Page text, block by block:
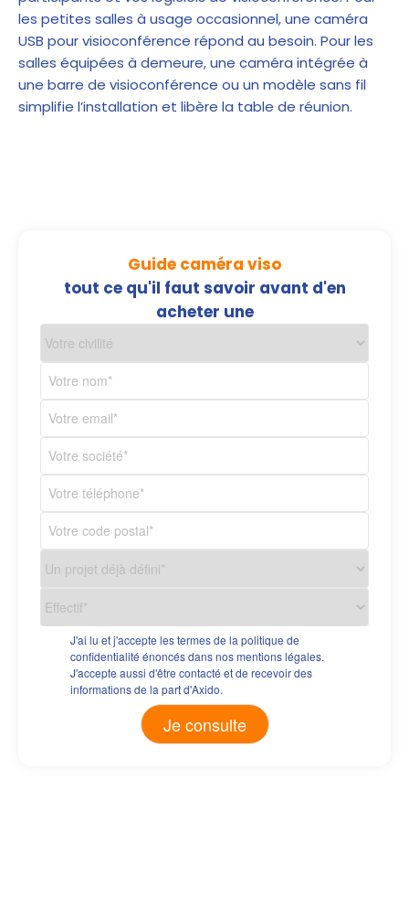
les petites salles à usage occasionnel, une caméra
USB pour visioconférence répond au besoin. Pour les
salles équipées à demeure, une caméra intégrée à
une barre de visioconférence ou un modèle sans fil
simplifie l’installation et libère la table de réunion.
Guide caméra viso
tout ce qu'il faut savoir avant d'en
acheter une
J'ai lu et j'accepte les termes de la politique de
confidentialité énoncés dans nos mentions légales.
J'accepte aussi d'être contacté et de recevoir des
informations de la part d'Axido.